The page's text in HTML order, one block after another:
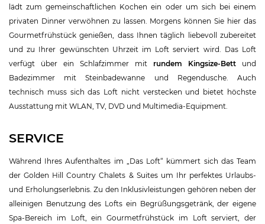
lädt zum gemeinschaftlichen Kochen ein oder um sich bei einem
privaten Dinner verwöhnen zu lassen. Morgens können Sie hier das
Gourmetfrühstück genießen, dass Ihnen täglich liebevoll zubereitet
und zu Ihrer gewünschten Uhrzeit im Loft serviert wird. Das Loft
verfügt über ein Schlafzimmer mit rundem Kingsize-Bett und
Badezimmer mit Steinbadewanne und Regendusche. Auch
technisch muss sich das Loft nicht verstecken und bietet höchste
Ausstattung mit WLAN, TV, DVD und Multimedia-Equipment.
SERVICE
Während Ihres Aufenthaltes im „Das Loft“ kümmert sich das Team
der Golden Hill Country Chalets & Suites um Ihr perfektes Urlaubs-
und Erholungserlebnis. Zu den Inklusivleistungen gehören neben der
alleinigen Benutzung des Lofts ein Begrüßungsgetränk, der eigene
Spa-Bereich im Loft, ein Gourmetfrühstück im Loft serviert, der